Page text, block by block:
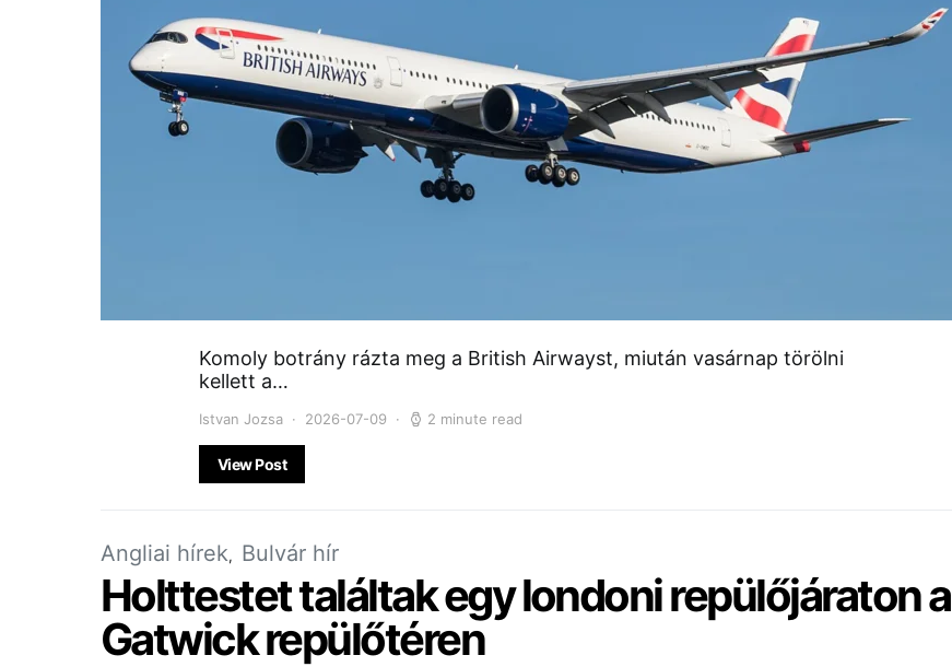
Komoly botrány rázta meg a British Airwayst, miután vasárnap törölni
kellett a…
Istvan Jozsa 2026-07-09 2 minute read
View Post
Angliai hírek Bulvár hír
Holttestet találtak egy londoni repülőjáraton a
Gatwick repülőtéren